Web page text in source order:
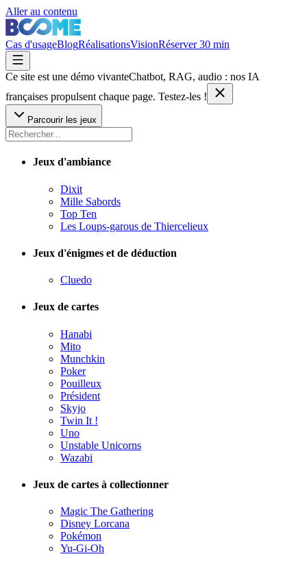
Aller au contenu
Cas d'usageBlogRéalisationsVisionRéserver 30 min
Ce site est une démo vivanteChatbot, RAG, audio : nos IA
françaises propulsent chaque page. Testez-les !
Parcourir les jeux
Jeux d'ambiance
Dixit
Mille Sabords
Top Ten
Les Loups-garous de Thiercelieux
Jeux d'énigmes et de déduction
Cluedo
Jeux de cartes
Hanabi
Mito
Munchkin
Poker
Pouilleux
Président
Skyjo
Twin It !
Uno
Unstable Unicorns
Wazabi
Jeux de cartes à collectionner
Magic The Gathering
Disney Lorcana
Pokémon
Yu-Gi-Oh